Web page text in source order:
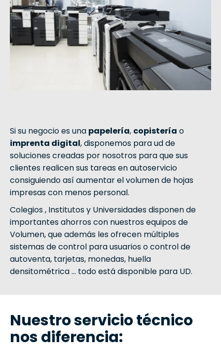
Si su negocio es una papelería, copistería o
imprenta digital, disponemos para ud de
soluciones creadas por nosotros para que sus
clientes realicen sus tareas en autoservicio
consiguiendo así aumentar el volumen de hojas
impresas con menos personal.
Colegios , Institutos y Universidades disponen de
importantes ahorros con nuestros equipos de
Volumen, que además les ofrecen múltiples
sistemas de control para usuarios o control de
autoventa, tarjetas, monedas, huella
densitométrica … todo está disponible para UD.
Nuestro servicio técnico
nos diferencia: